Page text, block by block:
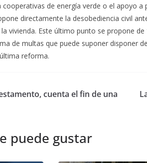
de energía verde o el apoyo
directamente la desobediencia civil
vivienda. Este último punto se propone
de multas que puede suponer disponer
reforma.
cuenta el fin de una
puede gustar